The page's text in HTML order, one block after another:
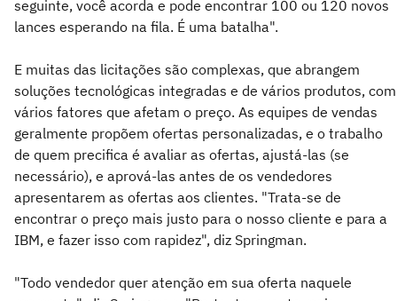
seguinte, você acorda e pode encontrar 100 ou 120 novos
lances esperando na fila. É uma batalha".
E muitas das licitações são complexas, que abrangem
soluções tecnológicas integradas e de vários produtos, com
vários fatores que afetam o preço. As equipes de vendas
geralmente propõem ofertas personalizadas, e o trabalho
de quem precifica é avaliar as ofertas, ajustá-las (se
necessário), e aprová-las antes de os vendedores
apresentarem as ofertas aos clientes. "Trata-se de
encontrar o preço mais justo para o nosso cliente e para a
IBM, e fazer isso com rapidez", diz Springman.
"Todo vendedor quer atenção em sua oferta naquele